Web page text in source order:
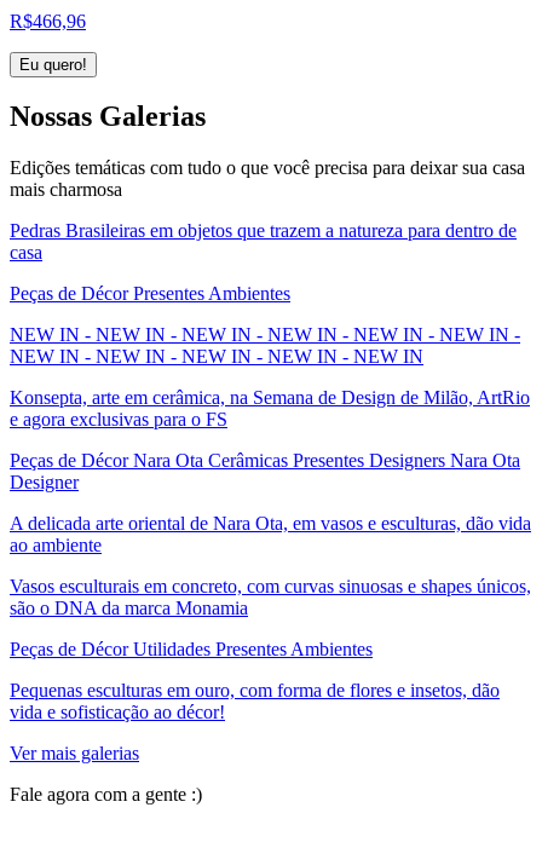
R$466,96
Eu quero!
Nossas Galerias
Edições temáticas com tudo o que você precisa para deixar sua casa
mais charmosa
Pedras Brasileiras em objetos que trazem a natureza para dentro de
casa
Peças de Décor Presentes Ambientes
NEW IN - NEW IN - NEW IN - NEW IN - NEW IN - NEW IN -
NEW IN - NEW IN - NEW IN - NEW IN - NEW IN
Konsepta, arte em cerâmica, na Semana de Design de Milão, ArtRio
e agora exclusivas para o FS
Peças de Décor Nara Ota Cerâmicas Presentes Designers Nara Ota
Designer
A delicada arte oriental de Nara Ota, em vasos e esculturas, dão vida
ao ambiente
Vasos esculturais em concreto, com curvas sinuosas e shapes únicos,
são o DNA da marca Monamia
Peças de Décor Utilidades Presentes Ambientes
Pequenas esculturas em ouro, com forma de flores e insetos, dão
vida e sofisticação ao décor!
Ver mais galerias
Fale agora com a gente :)